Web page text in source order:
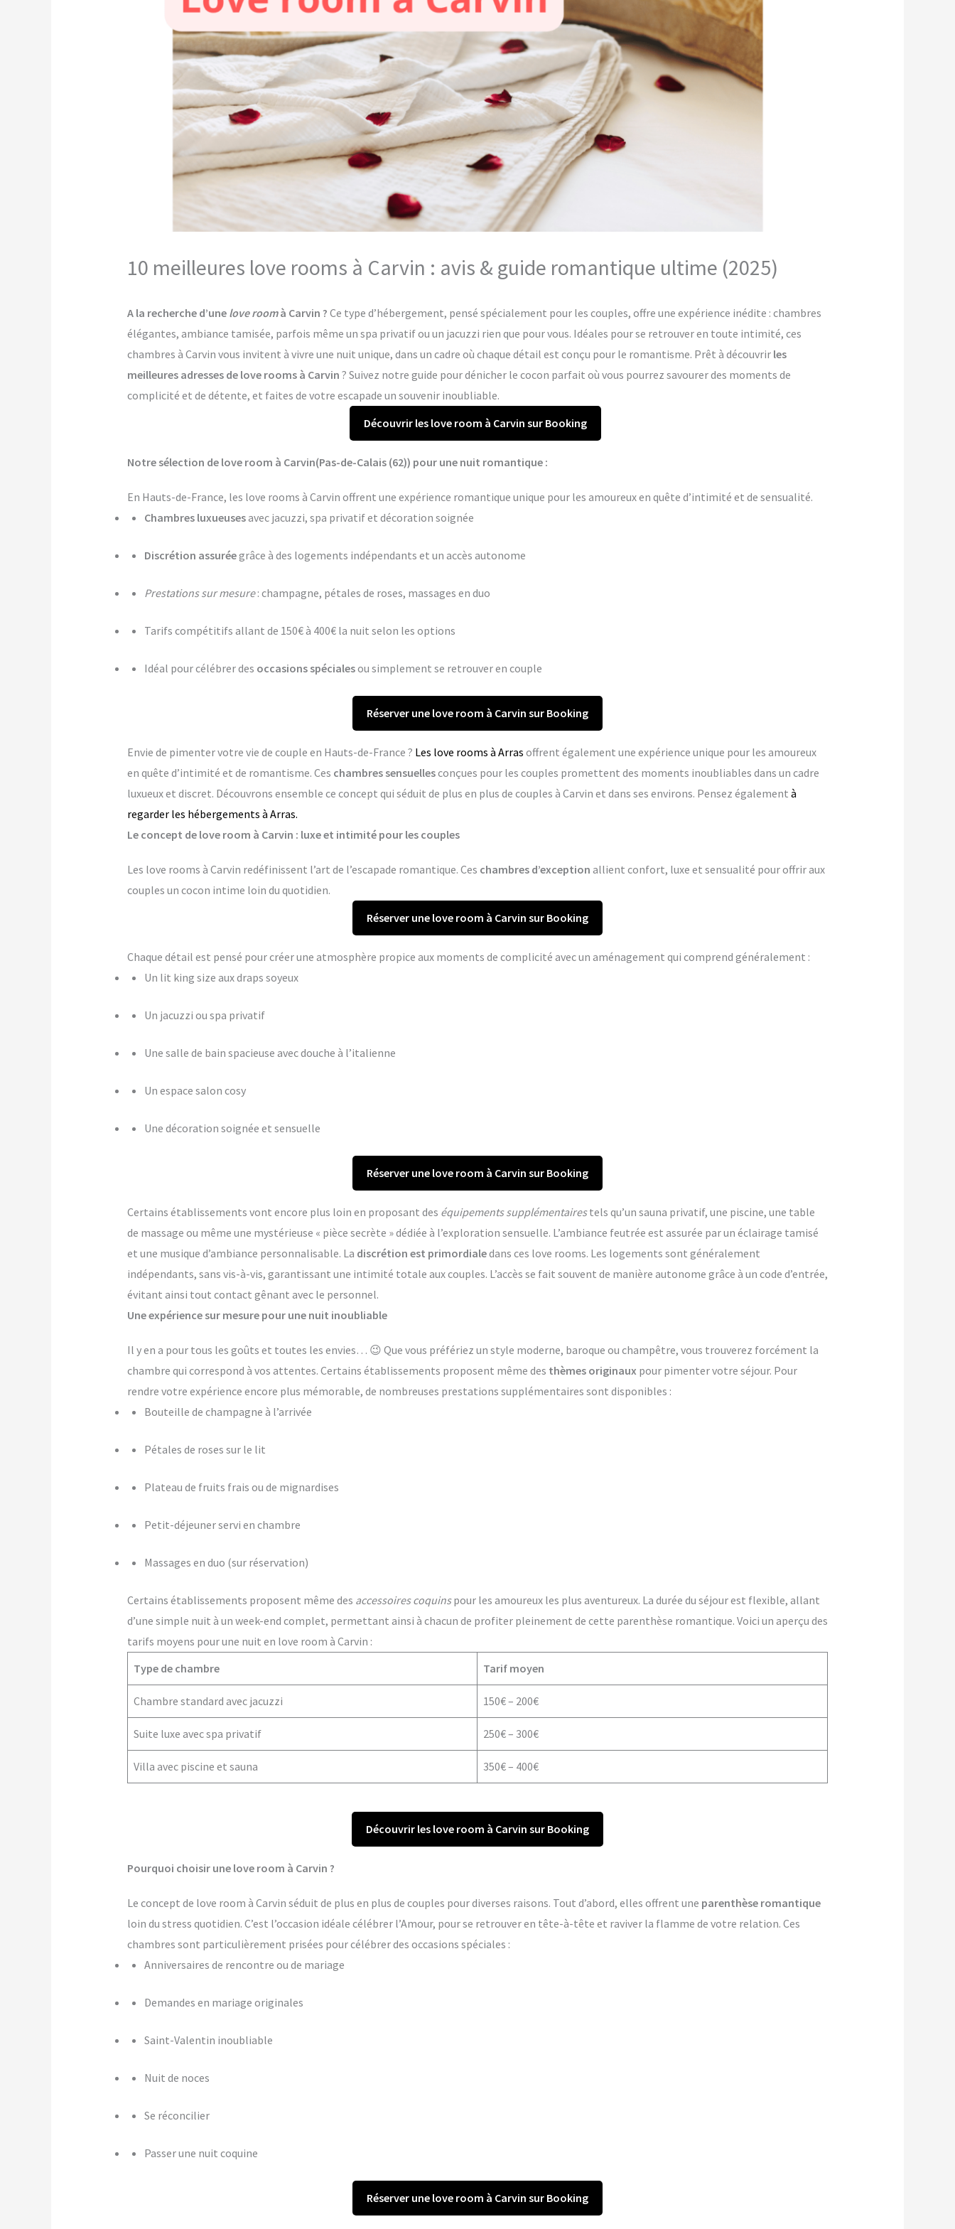
10 meilleures love rooms à Carvin : avis & guide romantique ultime (2025)
A la recherche d’une love roomà Carvin ? Ce type d’hébergement, pensé spécialement pour les couples, offre une expérience inédite : chambres
élégantes, ambiance tamisée, parfois même un spa privatif ou un jacuzzi rien que pour vous. Idéales pour se retrouver en toute intimité, ces
chambres à Carvin vous invitent à vivre une nuit unique, dans un cadre où chaque détail est conçu pour le romantisme. Prêt à découvrir les
meilleures adresses de love rooms à Carvin ? Suivez notre guide pour dénicher le cocon parfait où vous pourrez savourer des moments de
complicité et de détente, et faites de votre escapade un souvenir inoubliable.
Découvrir les love room à Carvin sur Booking
Notre sélection de love room à Carvin(Pas-de-Calais (62)) pour une nuit romantique :
En Hauts-de-France, les love rooms à Carvin offrent une expérience romantique unique pour les amoureux en quête d’intimité et de sensualité.
Chambres luxueusesavec jacuzzi, spa privatif et décoration soignée
Discrétion assuréegrâce à des logements indépendants et un accès autonome
Prestations sur mesure: champagne, pétales de roses, massages en duo
Tarifs compétitifs allant de 150€ à 400€ la nuit selon les options
Idéal pour célébrer des occasions spécialesou simplement se retrouver en couple
Réserver une love room à Carvin sur Booking
Envie de pimenter votre vie de couple en Hauts-de-France ? Les love rooms à Arras offrent également une expérience unique pour les amoureux
en quête d’intimité et de romantisme. Ces chambres sensuellesconçues pour les couples promettent des moments inoubliables dans un cadre
luxueux et discret. Découvrons ensemble ce concept qui séduit de plus en plus de couples à Carvin et dans ses environs. Pensez également à
regarder les hébergements à Arras.
Le concept de love room à Carvin : luxe et intimité pour les couples
Les love rooms à Carvin redéfinissent l’art de l’escapade romantique. Ces chambres d’exception allient confort, luxe et sensualité pour offrir aux
couples un cocon intime loin du quotidien.
Réserver une love room à Carvin sur Booking
Chaque détail est pensé pour créer une atmosphère propice aux moments de complicité avec un aménagement qui comprend généralement :
Un lit king size aux draps soyeux
Un jacuzzi ou spa privatif
Une salle de bain spacieuse avec douche à l’italienne
Un espace salon cosy
Une décoration soignée et sensuelle
Réserver une love room à Carvin sur Booking
Certains établissements vont encore plus loin en proposant des équipements supplémentairestels qu’un sauna privatif, une piscine, une table
de massage ou même une mystérieuse « pièce secrète » dédiée à l’exploration sensuelle. L’ambiance feutrée est assurée par un éclairage tamisé
et une musique d’ambiance personnalisable. La discrétion est primordialedans ces love rooms. Les logements sont généralement
indépendants, sans vis-à-vis, garantissant une intimité totale aux couples. L’accès se fait souvent de manière autonome grâce à un code d’entrée,
évitant ainsi tout contact gênant avec le personnel.
Une expérience sur mesure pour une nuit inoubliable
Il y en a pour tous les goûts et toutes les envies… 😉 Que vous préfériez un style moderne, baroque ou champêtre, vous trouverez forcément la
chambre qui correspond à vos attentes. Certains établissements proposent même des thèmes originaux pour pimenter votre séjour. Pour
rendre votre expérience encore plus mémorable, de nombreuses prestations supplémentaires sont disponibles :
Bouteille de champagne à l’arrivée
Pétales de roses sur le lit
Plateau de fruits frais ou de mignardises
Petit-déjeuner servi en chambre
Massages en duo (sur réservation)
Certains établissements proposent même des accessoires coquinspour les amoureux les plus aventureux. La durée du séjour est flexible, allant
d’une simple nuit à un week-end complet, permettant ainsi à chacun de profiter pleinement de cette parenthèse romantique. Voici un aperçu des
tarifs moyens pour une nuit en love room à Carvin :
Type de chambre
Tarif moyen
Chambre standard avec jacuzzi 150€ – 200€
Suite luxe avec spa privatif 250€ – 300€
Villa avec piscine et sauna 350€ – 400€
Découvrir les love room à Carvin sur Booking
Pourquoi choisir une love room à Carvin ?
Le concept de love room à Carvin séduit de plus en plus de couples pour diverses raisons. Tout d’abord, elles offrent une parenthèse romantique
loin du stress quotidien. C’est l’occasion idéale célébrer l’Amour, pour se retrouver en tête-à-tête et raviver la flamme de votre relation. Ces
chambres sont particulièrement prisées pour célébrer des occasions spéciales :
Anniversaires de rencontre ou de mariage
Demandes en mariage originales
Saint-Valentin inoubliable
Nuit de noces
Se réconcilier
Passer une nuit coquine
Réserver une love room à Carvin sur Booking